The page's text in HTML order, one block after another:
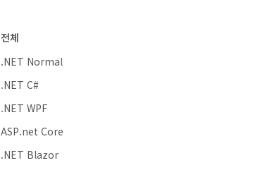
전체
.NET Normal
.NET C#
.NET WPF
ASP.net Core
.NET Blazor